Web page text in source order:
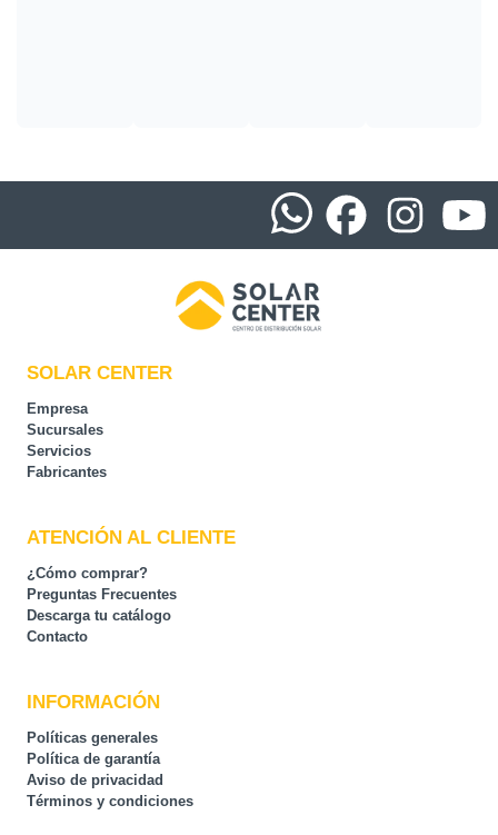
SOLAR CENTER
Empresa
Sucursales
Servicios
Fabricantes
ATENCIÓN AL CLIENTE
¿Cómo comprar?
Preguntas Frecuentes
Descarga tu catálogo
Contacto
INFORMACIÓN
Políticas generales
Política de garantía
Aviso de privacidad
Términos y condiciones